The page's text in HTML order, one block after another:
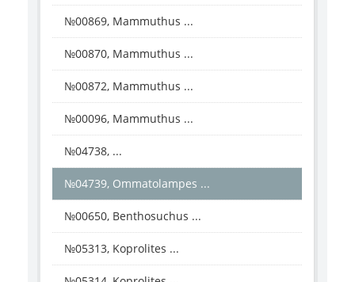
№00869, Mammuthus ...
№00870, Mammuthus ...
№00872, Mammuthus ...
№00096, Mammuthus ...
№04738, ...
№04739, Ommatolampes ...
№00650, Benthosuchus ...
№05313, Koprolites ...